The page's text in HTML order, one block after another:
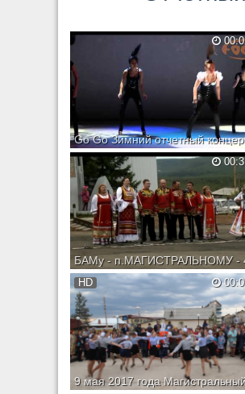
наш первый отчет) девочки молодцы
волнение сказалось конечно) группа
начинающая)
БАМу - п.МАГИСТРАЛЬНОМУ - 40
2014г.
HD
9 мая 2017 года